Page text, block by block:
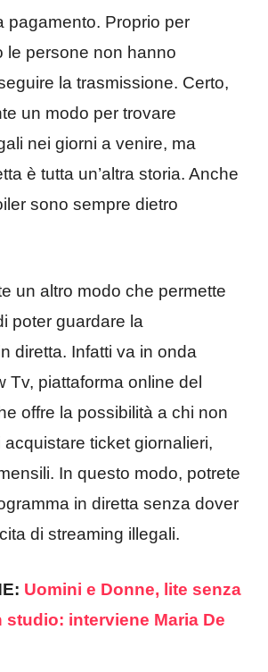
pagamento. Proprio per
le persone non hanno
la trasmissione. Certo,
un modo per trovare
nei giorni a venire, ma
è tutta un’altra storia. Anche
sono sempre dietro
un altro modo che permette
poter guardare la
diretta. Infatti va in onda
Tv, piattaforma online del
offre la possibilità a chi non
ticket giornalieri,
In questo modo, potrete
in diretta senza dover
di streaming illegali.
Uomini e Donne, lite senza
studio: interviene Maria De